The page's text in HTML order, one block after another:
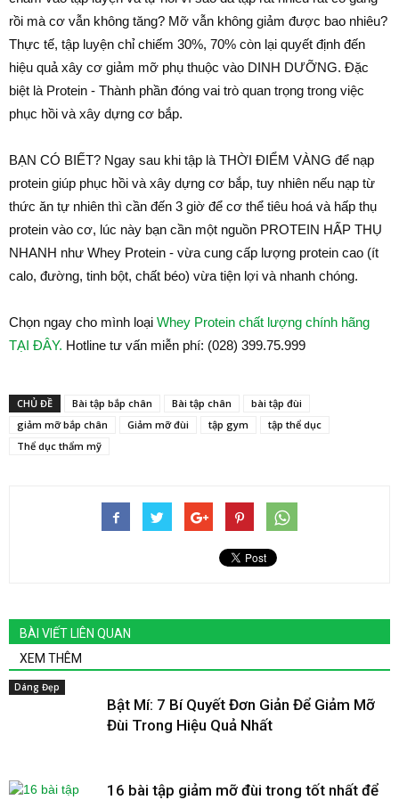
rồi mà cơ vẫn không tăng? Mỡ vẫn không giảm được bao nhiêu?
Thực tế, tập luyện chỉ chiếm 30%, 70% còn lại quyết định đến
hiệu quả xây cơ giảm mỡ phụ thuộc vào DINH DƯỠNG. Đặc
biệt là Protein - Thành phần đóng vai trò quan trọng trong việc
phục hồi và xây dựng cơ bắp.
BẠN CÓ BIẾT? Ngay sau khi tập là THỜI ĐIỂM VÀNG để nạp
protein giúp phục hồi và xây dựng cơ bắp, tuy nhiên nếu nạp từ
thức ăn tự nhiên thì cần đến 3 giờ để cơ thể tiêu hoá và hấp thụ
protein vào cơ, lúc này bạn cần một nguồn PROTEIN HẤP THỤ
NHANH như Whey Protein - vừa cung cấp lượng protein cao (ít
calo, đường, tinh bột, chất béo) vừa tiện lợi và nhanh chóng.
Chọn ngay cho mình loại Whey Protein chất lượng chính hãng
TẠI ĐÂY. Hotline tư vấn miễn phí: (028) 399.75.999
CHỦ ĐỀ Bài tập bắp chân Bài tập chân
bài tập đùi
giảm mỡ bắp chân
Giảm mỡ đùi tập gym
tập thể dục
Thể dục thẩm mỹ
BÀI VIẾT LIÊN QUAN
XEM THÊM
Dáng Đẹp
Bật Mí: 7 Bí Quyết Đơn Giản Để Giảm Mỡ
Đùi Trong Hiệu Quả Nhất
16 bài tập giảm mỡ đùi trong tốt nhất để